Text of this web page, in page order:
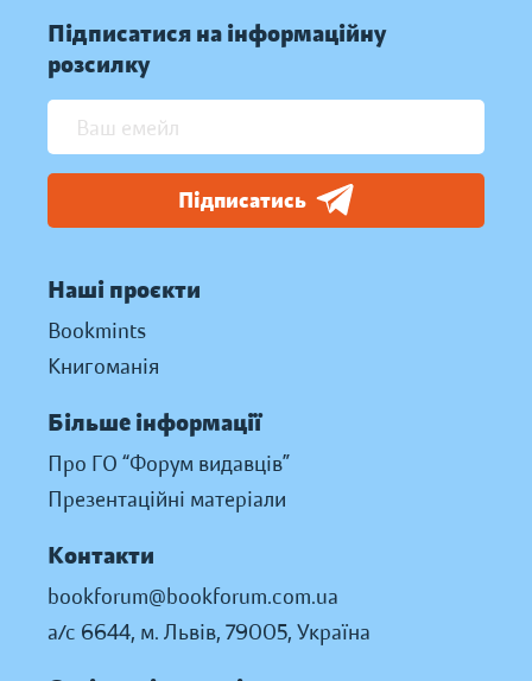
Підписатися на інформаційну
розсилку
Підписатись
Наші проєкти
Bookmints
Книгоманія
Більше інформації
Про ГО “Форум видавців”
Презентаційні матеріали
Контакти
bookforum@bookforum.com.ua
а/с 6644, м. Львів, 79005, Україна